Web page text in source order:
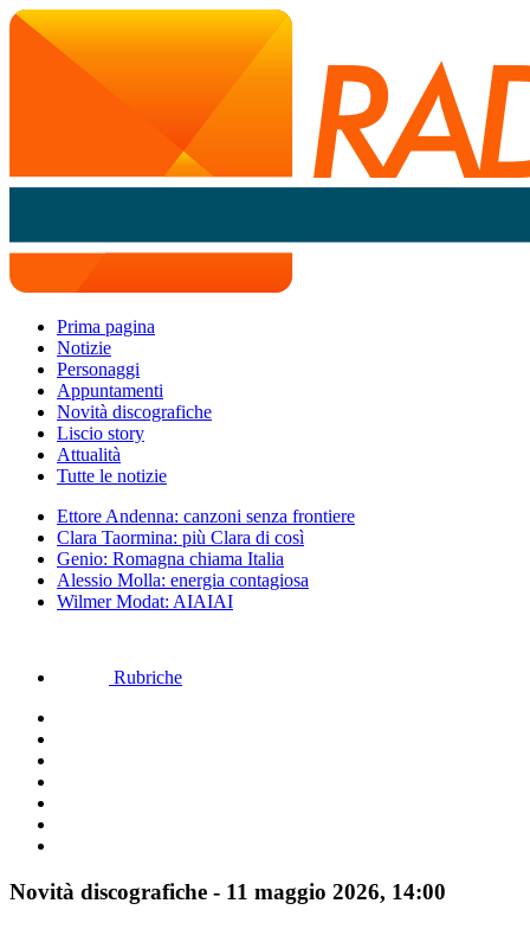
Prima pagina
Notizie
Personaggi
Appuntamenti
Novità discografiche
Liscio story
Attualità
Tutte le notizie
Ettore Andenna: canzoni senza frontiere
Clara Taormina: più Clara di così
Genio: Romagna chiama Italia
Alessio Molla: energia contagiosa
Wilmer Modat: AIAIAI
Rubriche
Novità discografiche - 11 maggio 2026, 14:00